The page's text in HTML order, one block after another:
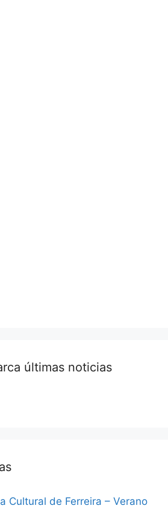
últimas noticias
Cultural de Ferreira – Verano